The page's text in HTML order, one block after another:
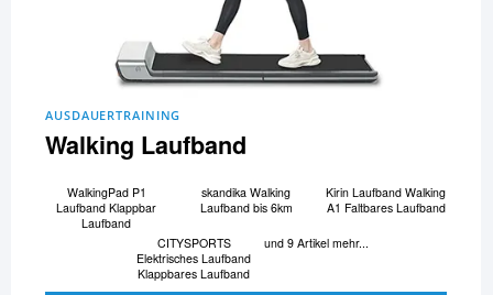
AUSDAUERTRAINING
Walking Laufband
WalkingPad P1
Laufband Klappbar
Laufband
skandika Walking
Laufband bis 6km
Kirin Laufband Walking
A1 Faltbares Laufband
CITYSPORTS
Elektrisches Laufband
Klappbares Laufband
und 9 Artikel mehr...